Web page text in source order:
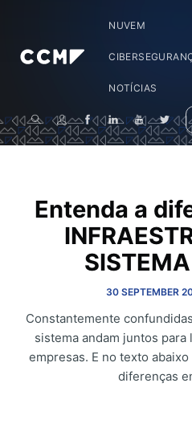
NUVEM
NOTÍCIAS
Entenda a
30 SEPTEMBER
Constantemente
sistema andam juntos
empresas. E no texto
diferenças